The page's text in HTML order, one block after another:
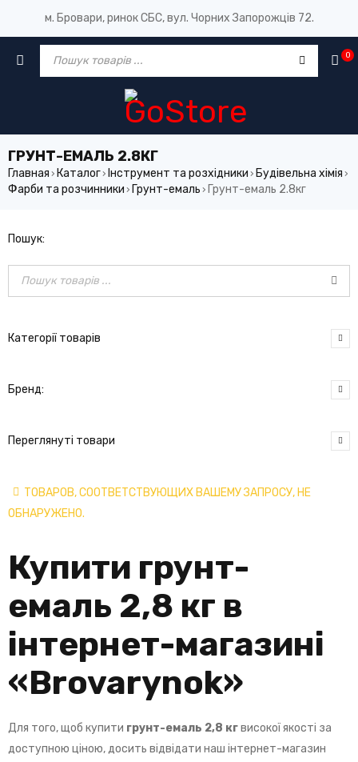
м. Бровари, ринок СБС, вул. Чорних Запорожців 72.
0
ГРУНТ-ЕМАЛЬ 2.8КГ
Главная › Каталог› Інструмент та розхідники › Будівельна хімія ›
Фарби та розчинники › Грунт-емаль › Грунт-емаль 2.8кг
Пошук:
Категорії товарів
Бренд:
Переглянуті товари
ТОВАРОВ, СООТВЕТСТВУЮЩИХ ВАШЕМУ ЗАПРОСУ, НЕ
ОБНАРУЖЕНО.
Купити грунт-
емаль 2,8 кг в
інтернет-магазині
«Brovarynok»
Для того, щоб купити грунт-емаль 2,8 кгвисокої якості за
доступною ціною, досить відвідати наш інтернет-магазин